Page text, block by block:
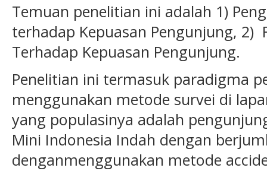
Temuan penelitian ini adalah 1)
terhadap Kepuasan Pengunjung, 2)
Terhadap Kepuasan Pengunjung.
Penelitian ini termasuk paradigma
menggunakan metode survei di
yang populasinya adalah
Mini Indonesia Indah dengan
denganmenggunakan metode